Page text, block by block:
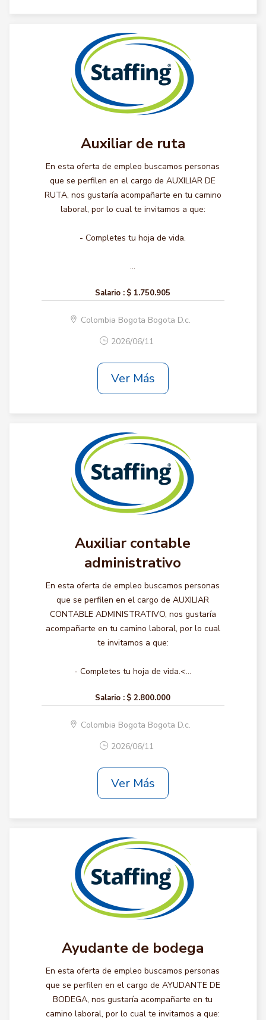
Auxiliar de ruta
En esta oferta de empleo buscamos personas
que se perfilen en el cargo de AUXILIAR DE
RUTA, nos gustaría acompañarte en tu camino
laboral, por lo cual te invitamos a que:
- Completes tu hoja de vida.
...
Salario : $ 1.750.905
Colombia Bogota Bogota D.c.
2026/06/11
Ver Más
Auxiliar contable
administrativo
En esta oferta de empleo buscamos personas
que se perfilen en el cargo de AUXILIAR
CONTABLE ADMINISTRATIVO, nos gustaría
acompañarte en tu camino laboral, por lo cual
te invitamos a que:
- Completes tu hoja de vida.<...
Salario : $ 2.800.000
Colombia Bogota Bogota D.c.
2026/06/11
Ver Más
Ayudante de bodega
En esta oferta de empleo buscamos personas
que se perfilen en el cargo de AYUDANTE DE
BODEGA, nos gustaría acompañarte en tu
camino laboral, por lo cual te invitamos a que: